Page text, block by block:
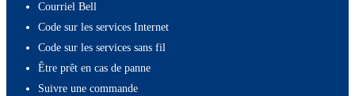
Courriel Bell
Code sur les services Internet
Code sur les services sans fil
Être prêt en cas de panne
Suivre une commande